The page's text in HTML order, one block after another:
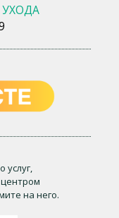
услуг,
на него.